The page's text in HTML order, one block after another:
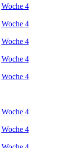
Woche 4
Woche 4
Woche 4
Woche 4
Woche 4
Woche 4
Woche 4